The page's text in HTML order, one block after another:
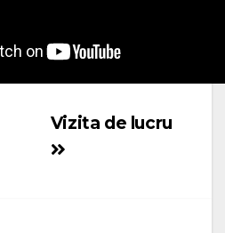
Vizita de lucru